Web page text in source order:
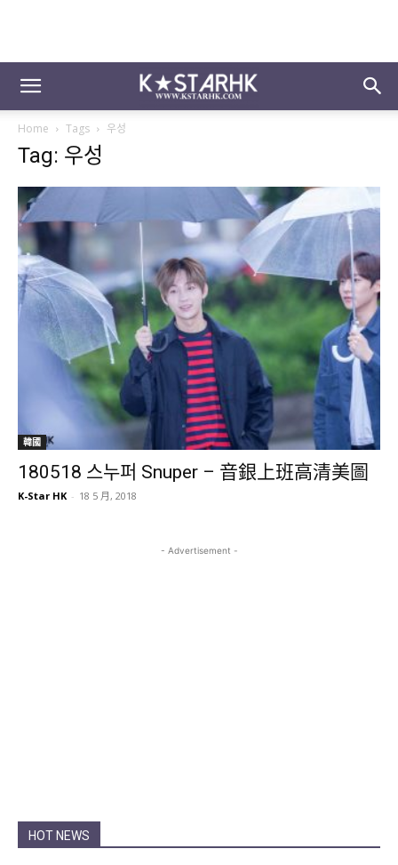
Home Tags 우성
Tag: 우성
韓國
180518 스누퍼 Snuper – 音銀上班高清美圖
K-Star HK - 18 5 月, 2018
- Advertisement -
HOT NEWS